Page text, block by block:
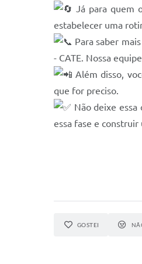
Já para quem
estabelecer uma
Para saber
- CATE. Nossa
Além disso,
que for preciso.
Não deixe essa
essa fase e
GOSTEI